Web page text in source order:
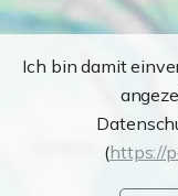
Ich bin damit
(https://